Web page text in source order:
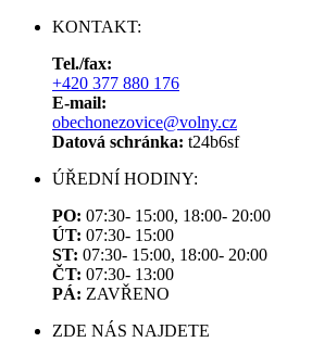
KONTAKT:
Tel./fax:
+420 377 880 176
E-mail:
obechonezovice@volny.cz
Datová schránka: t24b6sf
ÚŘEDNÍ HODINY:
PO: 07:30- 15:00, 18:00- 20:00
ÚT: 07:30- 15:00
ST: 07:30- 15:00, 18:00- 20:00
ČT: 07:30- 13:00
PÁ: ZAVŘENO
ZDE NÁS NAJDETE